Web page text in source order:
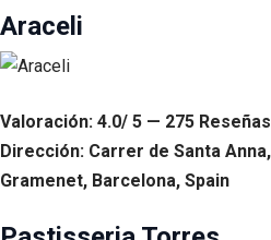
Araceli
Valoración: 4.0/ 5 — 275 Reseñas
Dirección: Carrer de Santa
Gramenet, Barcelona, Spain